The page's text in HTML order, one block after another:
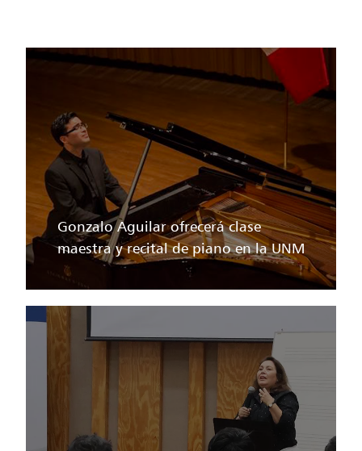
Gonzalo Aguilar ofrecerá clase
maestra y recital de piano en la UNM